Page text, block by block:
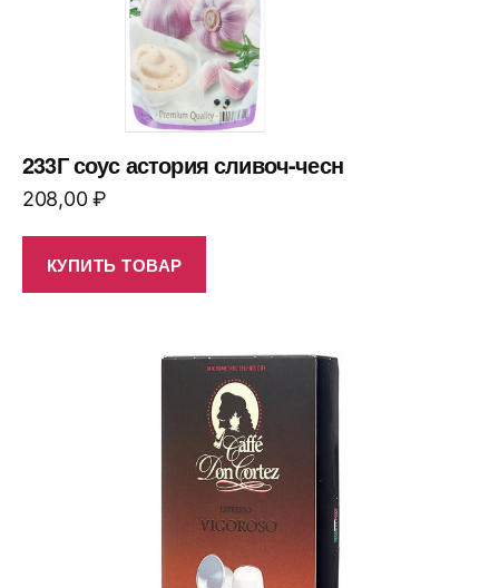
233Г соус астория сливоч-чесн
208,00₽
КУПИТЬ ТОВАР